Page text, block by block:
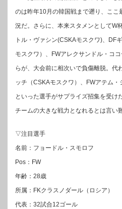
のは昨年10月の韓国戦まで遡り、こ
況だ。さらに、本来スタメンとしてW
トル・ヴァシン(CSKAモスクワ)、DF
モスクワ）、FWアレクサンドル・コ
らが、大会前に相次いで負傷離脱。代
ッチ（CSKAモスクワ）、FWアテム・
といった選手がサプライズ招集を受け
チームの大きな戦力となれるとは言い
▽注目選手
名前：フョードル・スモロフ
Pos：FW
年齢：28歳
所属：FKクラスノダール（ロシア）
代表：32試合12ゴール